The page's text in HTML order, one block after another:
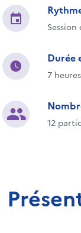
Session
Durée
7 heures
12